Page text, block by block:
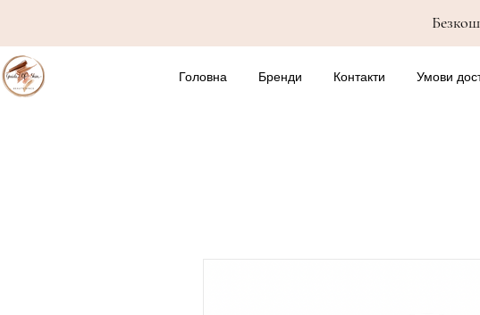
Головна Бренди Контакти Умови